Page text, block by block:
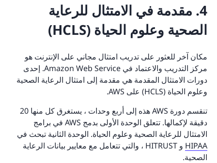
4. مقدمة في الامتثال للرعاية
الصحية وعلوم الحياة (HCLS)
مكان آخر للعثور على تدريب امتثال مجاني على الإنترنت هو
مركز التدريب والاعتماد في Amazon Web Service. إحدى
دورات الامتثال المقدمة هي مقدمة إلى امتثال الرعاية الصحية
وعلوم الحياة (HCLS) على AWS.
تنقسم دورة AWS هذه إلى أربع وحدات ، يستغرق كل منها 20
دقيقة لإكمالها. تتعلق الوحدة الأولى بدمج AWS في برامج
الامتثال للرعاية الصحية وعلوم الحياة. الوحدة الثانية تبحث في
HIPAA
و HITRUST ، والتي تتعامل مع معايير بيانات الرعاية
الصحية.